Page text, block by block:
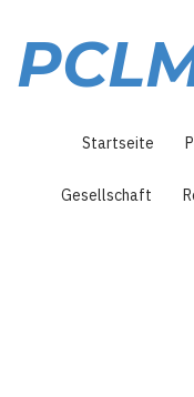
Inhalt
Startseite
Gesellschaft